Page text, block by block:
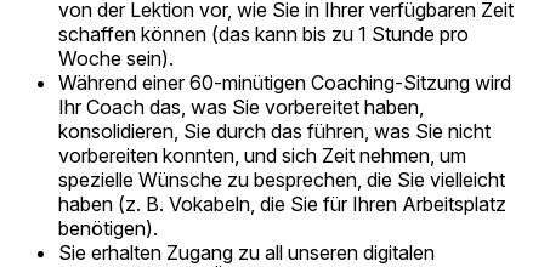
von der Lektion vor, wie Sie in Ihrer verfügbaren Zeit
schaffen können (das kann bis zu 1 Stunde pro
Woche sein).
Während einer 60-minütigen Coaching-Sitzung wird
Ihr Coach das, was Sie vorbereitet haben,
konsolidieren, Sie durch das führen, was Sie nicht
vorbereiten konnten, und sich Zeit nehmen, um
spezielle Wünsche zu besprechen, die Sie vielleicht
haben (z. B. Vokabeln, die Sie für Ihren Arbeitsplatz
benötigen).
Sie erhalten Zugang zu all unseren digitalen